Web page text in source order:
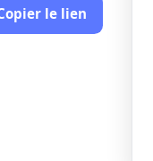
le lien